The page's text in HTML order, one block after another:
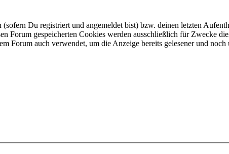
Du registriert und angemeldet bist) bzw. deinen letzten
Forum gespeicherten Cookies werden ausschließlich für Zwecke
Forum auch verwendet, um die Anzeige bereits gelesener und